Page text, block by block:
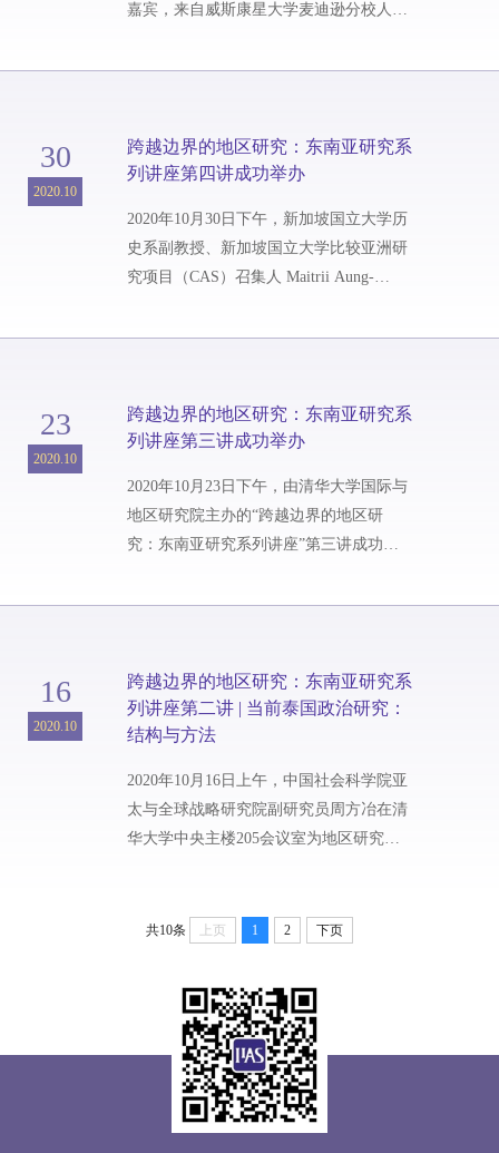
嘉宾，来自威斯康星大学麦迪逊分校人类
主题为“记忆的政治：圣僧祜巴西唯差与
听众共同参与讲座。Katherine Bowie教授
围绕泰国北部著名圣僧Saint Khruba
Srivichai（1878-1939）的故事，讨论了现
代泰国民族国家形成中展现出的记忆政...
30
2020.10
跨越边界的地区研究：东南亚研究系
列讲座第四讲成功举办
2020年10月30日下午，新加坡国立大学历
史系副教授、新加坡国立大学比较亚洲研
究项目（CAS）召集人 Maitrii Aung-
洲的地区研究：认识论与研究路径”的讲
区研究院主办的“跨越边界的地区研究：
东南亚研究系列讲座”第四讲。围绕“超越
边界”的主题，本次讲座主要分为四个部
分，分别是地区研究的诞生、以东南亚
研...
23
2020.10
跨越边界的地区研究：东南亚研究系
列讲座第三讲成功举办
2020年10月23日下午，由清华大学国际与
地区研究院主办的“跨越边界的地区研
究：东南亚研究系列讲座”第三讲成功举
会议的方式为国际与地区研究院的十余名
座主要分为两个部分。曹寅副教授首先分
享了自己在东南亚生活的所见所闻，从现
实生活图景出发为听众们呈现了丰富的孟
加拉湾沿岸世界。第二部分中，曹寅副教
授针...
16
2020.10
跨越边界的地区研究：东南亚研究系
列讲座第二讲 | 当前泰国政治研究：
结构与方法
2020年10月16日上午，中国社会科学院亚
太与全球战略研究院副研究员周方冶在清
华大学中央主楼205会议室为地区研究院
座，同时参与讲座的还有七十余名线上听
院“跨越边界的地区研究：东南亚研究系
列讲座”的第二讲。周方冶副研究员在讲
座中深度剖析了国别研究的特点与难点，
并由此引出了当前进行泰国政治研究的三
共10条 上页 1 2 下页